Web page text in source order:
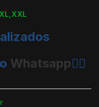
Whatsapp👈🏼